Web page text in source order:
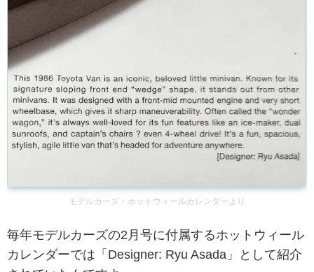
モデルカーズ・ホットウィールカレンダーより
毎年モデルカーズの2月号に付属するホットウィール
カレンダーでは「Designer: Ryu Asada」として紹介